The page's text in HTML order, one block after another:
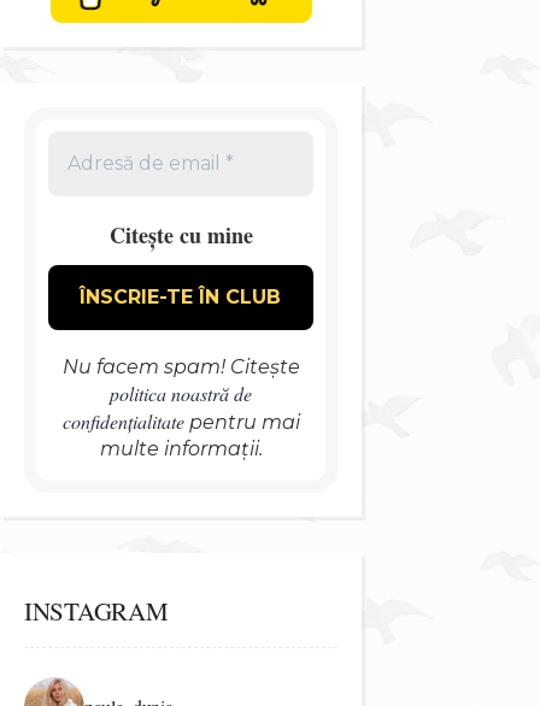
Citește cu mine
Nu facem spam! Citește
politica noastră de
confidențialitatepentru mai
multe informații.
INSTAGRAM